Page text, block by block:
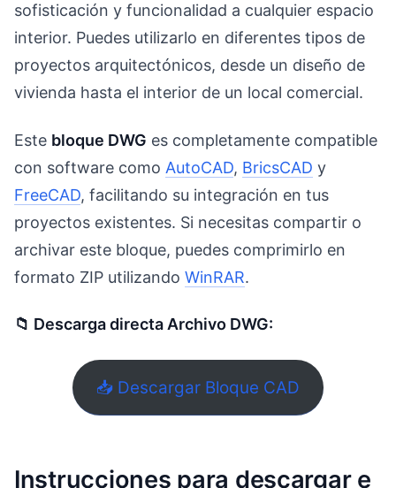
sofisticación y funcionalidad a cualquier espacio
interior. Puedes utilizarlo en diferentes tipos de
proyectos arquitectónicos, desde un diseño de
vivienda hasta el interior de un local comercial.
Este bloque DWG es completamente compatible
con software como AutoCAD, BricsCAD y
FreeCAD, facilitando su integración en tus
proyectos existentes. Si necesitas compartir o
archivar este bloque, puedes comprimirlo en
formato ZIP utilizando WinRAR.
📁 Descarga directa Archivo DWG:
📥 Descargar Bloque CAD
Instrucciones para descargar e